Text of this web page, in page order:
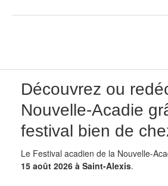
Découvrez ou
Nouvelle-Acadie
festival bien de
Le Festival acadien de la Nouvelle-
15 août 2026 à Saint-Alexis.